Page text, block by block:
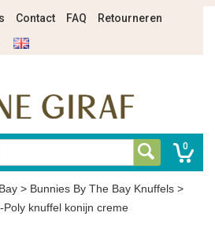
Contact FAQ
Retourneren
0
> Bunnies By The Bay Knuffels >
knuffel konijn creme